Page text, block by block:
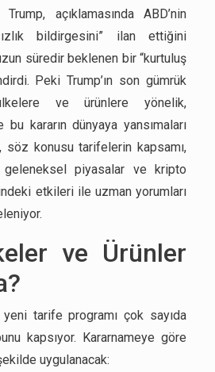
açıklamasında ABD’nin
bildirgesini” ilan ettiğini
süredir beklenen bir “kurtuluş
Peki Trump’ın son gümrük
ve ürünlere yönelik,
kararın dünyaya yansımaları
söz konusu tarifelerin kapsamı,
geleneksel piyasalar ve kripto
etkileri ile uzman yorumları
ve Ürünler
yeni tarife programı çok sayıda
kapsıyor. Kararnameye göre
uygulanacak: